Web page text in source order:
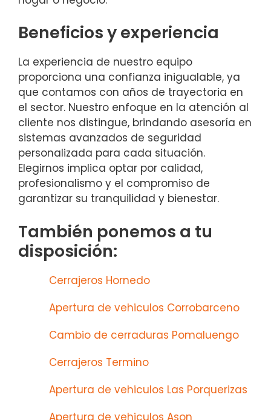
Beneficios y experiencia
La experiencia de nuestro equipo
proporciona una confianza inigualable, ya
que contamos con años de trayectoria en
el sector. Nuestro enfoque en la atención al
cliente nos distingue, brindando asesoría en
sistemas avanzados de seguridad
personalizada para cada situación.
Elegirnos implica optar por calidad,
profesionalismo y el compromiso de
garantizar su tranquilidad y bienestar.
También ponemos a tu
disposición:
Cerrajeros Hornedo
Apertura de vehiculos Corrobarceno
Cambio de cerraduras Pomaluengo
Cerrajeros Termino
Apertura de vehiculos Las Porquerizas
Apertura de vehiculos Ason